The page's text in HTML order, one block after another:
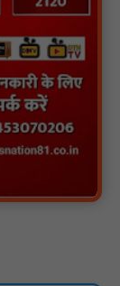
यातायात
मां बम्लेश्वरी
की मिसाल
ललित यादव ने